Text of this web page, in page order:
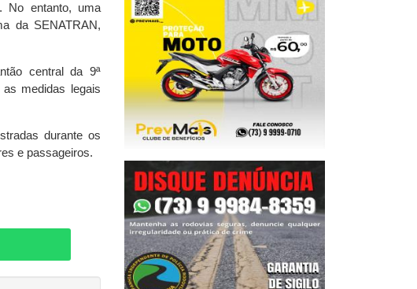
No entanto, uma
da SENATRAN,
central da 9ª
medidas legais
durante os
e passageiros.